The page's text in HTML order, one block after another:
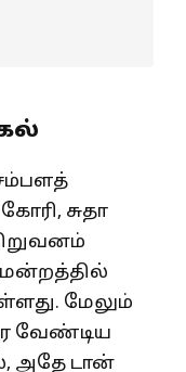
சுதா
மேலும்
வேண்டிய
அதே டான்